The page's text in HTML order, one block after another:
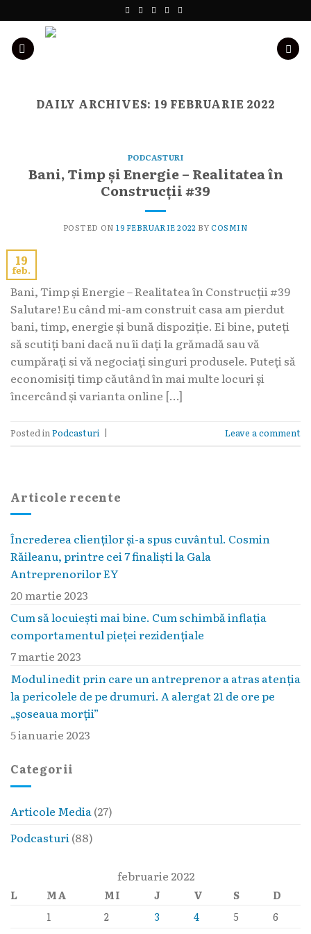
to
content
DAILY ARCHIVES: 19 FEBRUARIE 2022
Articole recente
Încrederea clienților și-a spus cuvântul. Cosmin
Răileanu, printre cei 7 finaliști la Gala
Antreprenorilor EY
20 martie 2023
Cum să locuieşti mai bine. Cum schimbă inflaţia
comportamentul pieţei rezidenţiale
7 martie 2023
Modul inedit prin care un antreprenor a atras atenția
la pericolele de pe drumuri. A alergat 21 de ore pe
„șoseaua morții”
5 ianuarie 2023
Categorii
Articole Media (27)
Podcasturi (88)
februarie 2022
L MA MI J V S
D
1
2 3 4 5
6
PODCASTURI
Bani, Timp și Energie – Realitatea în
Construcții #39
POSTED ON19 FEBRUARIE 2022 BYCOSMIN
19
feb.
Bani, Timp și Energie – Realitatea în Construcții #39
Salutare! Eu când mi-am construit casa am pierdut
bani, timp, energie și bună dispoziție. Ei bine, puteți
să scutiți bani dacă nu îi dați la grămadă sau vă
cumpărați si vă negociați singuri produsele. Puteți să
economisiți timp căutând în mai multe locuri și
încercând și varianta online […]
Posted inPodcasturi | Leave a comment